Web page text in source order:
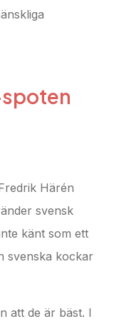
Härén
svensk
känt som ett
svenska kockar
att de är bäst. I